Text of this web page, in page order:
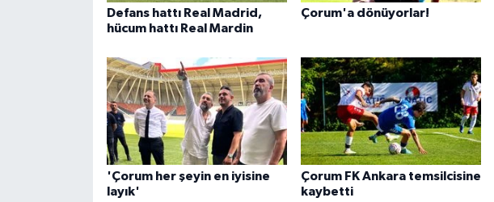
Defans hattı Real Madrid,
hücum hattı Real Mardin
Çorum'a dönüyorlar!
'Çorum her şeyin en iyisine
layık'
Çorum FK Ankara temsilcisine
kaybetti